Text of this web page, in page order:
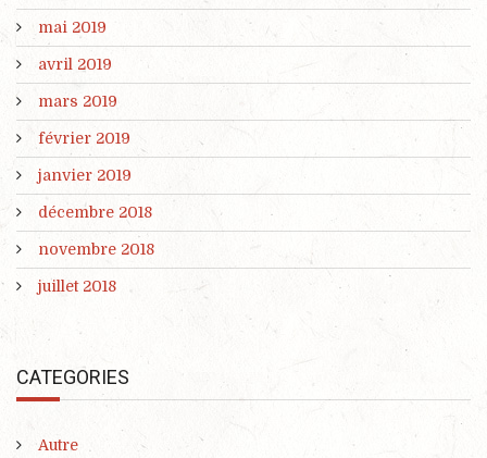
mai 2019
avril 2019
mars 2019
février 2019
janvier 2019
décembre 2018
novembre 2018
juillet 2018
CATEGORIES
Autre